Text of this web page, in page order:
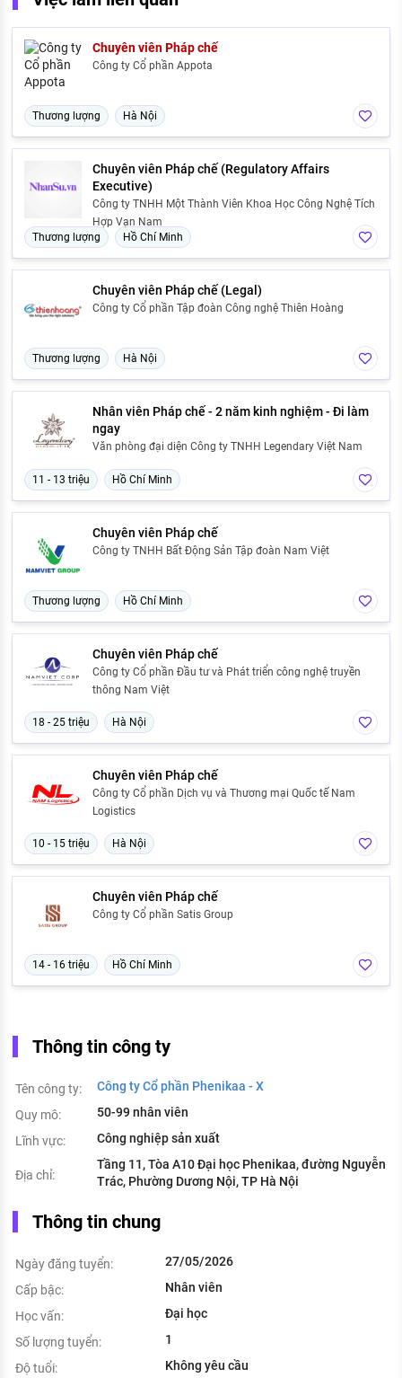
Chuyên viên Pháp chế
Công ty Cổ phần Appota
Thương lượng Hà Nội
Chuyên viên Pháp chế (Regulatory Affairs
Executive)
Công ty TNHH Một Thành Viên Khoa Học Công Nghệ Tích
Hợp Vạn Nam
Thương lượng
Hồ Chí Minh
Chuyên viên Pháp chế (Legal)
Công ty Cổ phần Tập đoàn Công nghệ Thiên Hoàng
Thương lượng Hà Nội
Nhân viên Pháp chế - 2 năm kinh nghiệm - Đi làm
ngay
Văn phòng đại diện Công ty TNHH Legendary Việt Nam
11 - 13 triệu Hồ Chí Minh
Chuyên viên Pháp chế
Công ty TNHH Bất Động Sản Tập đoàn Nam Việt
Thương lượng Hồ Chí Minh
Chuyên viên Pháp chế
Công ty Cổ phần Đầu tư và Phát triển công nghệ truyền
thông Nam Việt
18 - 25 triệu Hà Nội
Chuyên viên Pháp chế
Công ty Cổ phần Dịch vụ và Thương mại Quốc tế Nam
Logistics
10 - 15 triệu Hà Nội
Chuyên viên Pháp chế
Công ty Cổ phần Satis Group
14 - 16 triệu Hồ Chí Minh
Thông tin công ty
Tên công ty:
Công ty Cổ phần Phenikaa - X
Quy mô:
50-99 nhân viên
Lĩnh vực:
Công nghiệp sản xuất
Địa chỉ:
Tầng 11, Tòa A10 Đại học Phenikaa, đường Nguyễn
Trác, Phường Dương Nội, TP Hà Nội
Thông tin chung
Ngày đăng tuyển:
27/05/2026
Cấp bậc:
Nhân viên
Học vấn:
Đại học
Số lượng tuyển:
1
Độ tuổi:
Không yêu cầu